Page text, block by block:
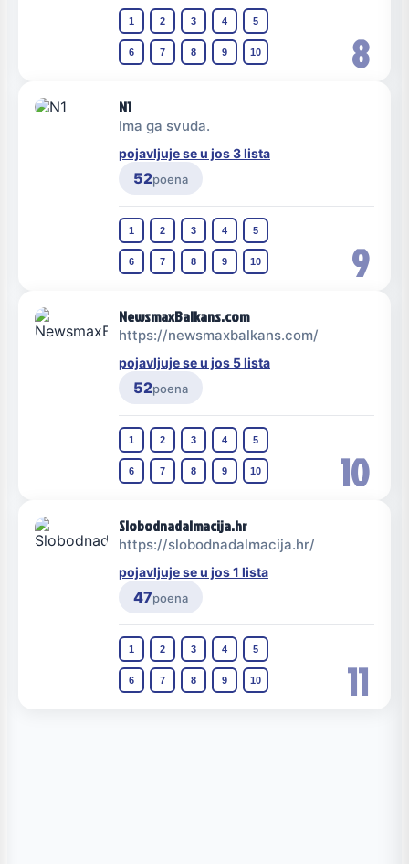
8
1 2 3 4 5
6 7 8 9 10
9
N1
Ima ga svuda.
pojavljuje se u jos 3 lista
52poena
1 2 3 4 5
6 7 8 9 10
10
NewsmaxBalkans.com
https://newsmaxbalkans.com/
pojavljuje se u jos 5 lista
52poena
1 2 3 4 5
6 7 8 9 10
11
Slobodnadalmacija.hr
https://slobodnadalmacija.hr/
pojavljuje se u jos 1 lista
47poena
1 2 3 4 5
6 7 8 9 10